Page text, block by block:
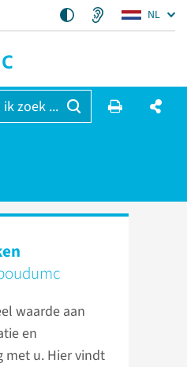
NL
ik zoek ...
waarde aan
en
met u. Hier vindt